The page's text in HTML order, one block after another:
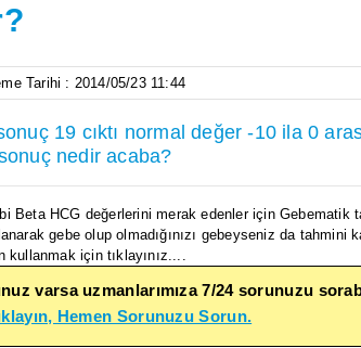
Tarihi : 2014/05/23 11:44
19 cıktı normal değer -10 ila 0
nedir acaba?
Beta HCG değerlerini merak edenler için Gebematik
gebe olup olmadığınızı gebeyseniz da tahmini
için tıklayınız....
varsa uzmanlarımıza 7/24 sorunuzu
Hemen Sorunuzu Sorun.